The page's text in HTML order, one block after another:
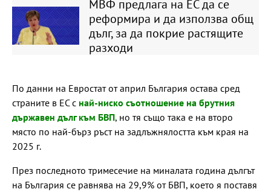
МВФ предлага на ЕС да се
реформира и да използва общ
дълг, за да покрие растящите
разходи
По данни на Евростат от април България остава сред
страните в ЕС с най-ниско съотношение на брутния
държавен дълг към БВП, но тя също така е на второ
място по най-бърз ръст на задлъжнялостта към края на
2025 г.
През последното тримесечие на миналата година дългът
на България се равнява на 29,9% от БВП, което я поставя